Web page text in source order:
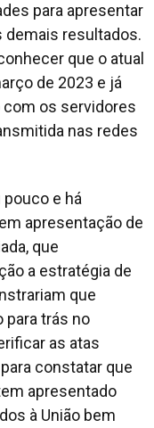
para apresentar
demais resultados.
que o atual
de 2023 e já
os servidores
nas redes
e há
apresentação de
que
a estratégia de
que
para trás no
as atas
constatar que
apresentado
à União bem